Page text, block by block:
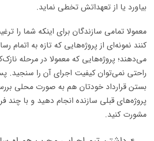
بیاورد یا از تعهداتش تخطی نماید.
معمولا تمامی سازندگان برای اینکه شما را
کنند نمونه‌ای از پروژه‌هایی که تازه به اتمام
می‌دهند؛ پروژه‌هایی که معمولا در مرحله‌
راحتی نمی‌توان کیفیت اجرای آن را سنجید.
بستن قرارداد خودتان هم به صورت محلی
پروژه‌های قبلی سازنده انجام دهید و با
مشورت کنید.